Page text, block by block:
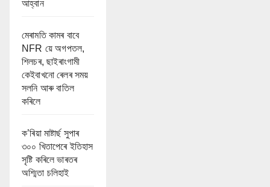
আহ্বান
মেৰামতি কামৰ বাবে
NFR য়ে অগপতল,
শিলচৰ, ছাইৰাংগামী
কেইবাখনো ৰেলৰ সময়
সলনি আৰু বাতিল
কৰিলে
ক’ৰিয়া মাষ্টাৰ্ছ সুপাৰ
৩০০ খিতাপেৰে ইতিহাস
সৃষ্টি কৰিলে ভাৰতৰ
অশ্মিতা চলিহাই